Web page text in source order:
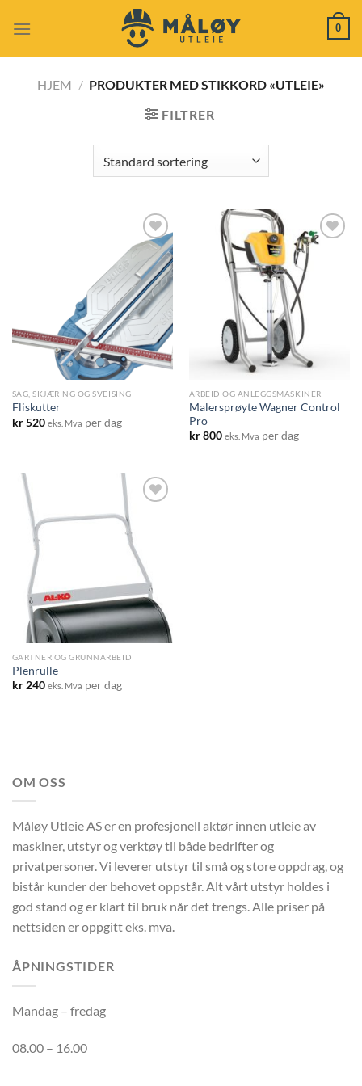
0
HJEM / PRODUKTER MED STIKKORD «UTLEIE»
FILTRER
Add to
wishlist
SAG, SKJÆRING OG SVEISING
Fliskutter
kr520 eks. Mva per dag
ARBEID OG ANLEGGSMASKINER
Malersprøyte Wagner Control
Pro
kr800 eks. Mva per dag
GARTNER OG GRUNNARBEID
Plenrulle
kr240 eks. Mva per dag
OM OSS
Måløy Utleie AS er en profesjonell aktør innen utleie av
maskiner, utstyr og verktøy til både bedrifter og
privatpersoner. Vi leverer utstyr til små og store oppdrag, og
bistår kunder der behovet oppstår. Alt vårt utstyr holdes i
god stand og er klart til bruk når det trengs. Alle priser på
nettsiden er oppgitt eks. mva.
ÅPNINGSTIDER
Mandag – fredag
08.00 – 16.00